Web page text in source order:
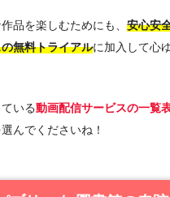
品を楽しむためにも、 安心安
無料トライアルに加入して心
いる動画配信サービスの一覧
んでくださいね！